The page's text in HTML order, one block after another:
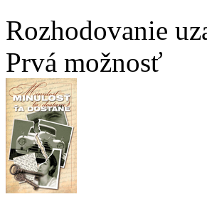
Rozhodovanie
Prvá možnosť